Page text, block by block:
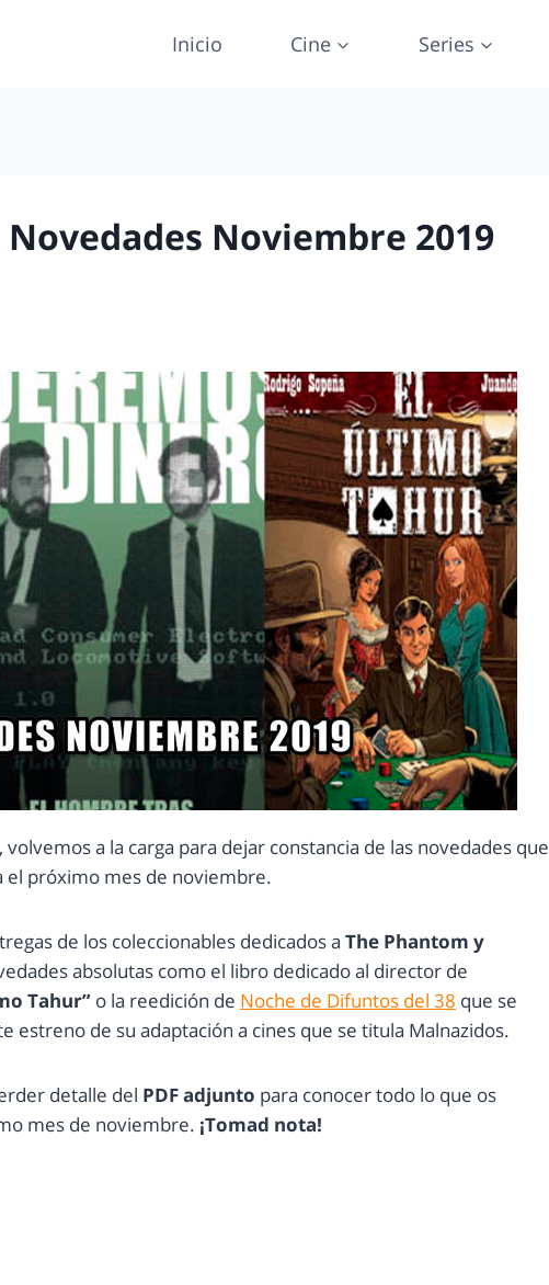
Inicio Cine Series
Noviembre 2019
a la carga para dejar constancia de las novedades que
el próximo mes de noviembre.
de los coleccionables dedicados a The Phantom y
absolutas como el libro dedicado al director de
Tahur” o la reedición de Noche de Difuntos del 38 que se
estreno de su adaptación a cines que se titula Malnazidos.
detalle del PDF adjunto para conocer todo lo que os
mes de noviembre. ¡Tomad nota!